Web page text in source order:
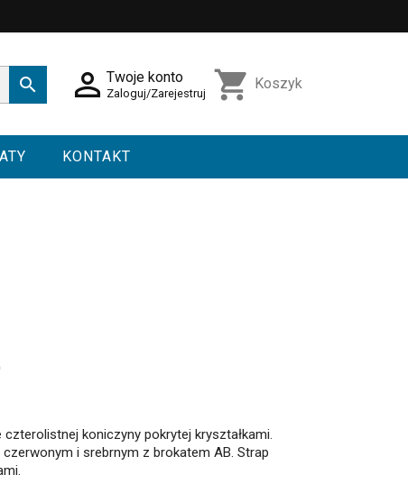
  Twoje konto
Zaloguj/Zarejestruj shopping_cart Koszyk
KONTAKT
koniczyny pokrytej kryształkami.
i srebrnym z brokatem AB. Strap